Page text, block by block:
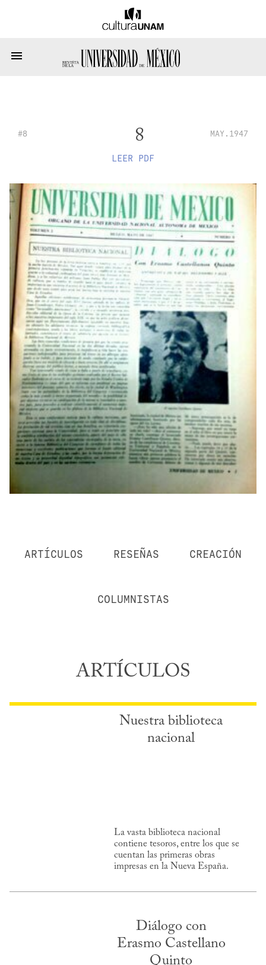
#8 8 MAY.1947
LEER PDF
ARTÍCULOS RESEÑAS CREACIÓN
COLUMNISTAS
ARTÍCULOS
Nuestra biblioteca
nacional
La vasta biblioteca nacional
contiene tesoros, entre los que se
cuentan las primeras obras
impresas en la Nueva España.
Diálogo con
Erasmo Castellano
Quinto